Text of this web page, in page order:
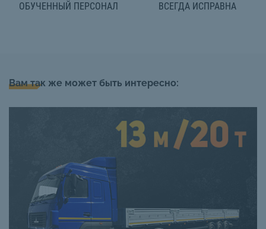
ОБУЧЕННЫЙ ПЕРСОНАЛ ВСЕГДА ИСПРАВНА
Вам так же может быть интересно: